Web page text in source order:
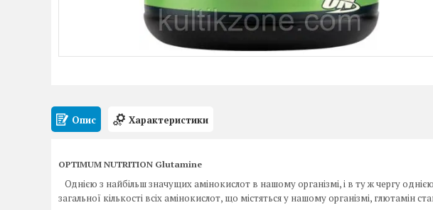
Опис Характеристики
OPTIMUM NUTRITION Glutamine
Однією з найбільш значущих амінокислот в нашому організмі, і в ту ж чергу
загальної кількості всіх амінокислот, що містяться у нашому організмі, глютамін